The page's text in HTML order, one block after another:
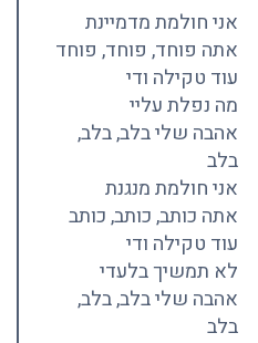
אני חולמת מדמיינת
אתה פוחד, פוחד, פוחד
עוד טקילה ודי
מה נפלת עליי
אהבה שלי בלב, בלב,
בלב
אני חולמת מנגנת
אתה כותב, כותב, כותב
עוד טקילה ודי
לא תמשיך בלעדי
אהבה שלי בלב, בלב,
בלב